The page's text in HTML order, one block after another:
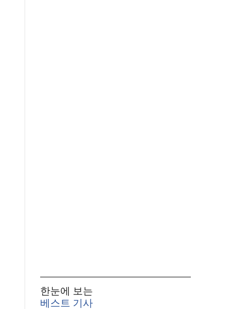
한눈에 보는
베스트 기사